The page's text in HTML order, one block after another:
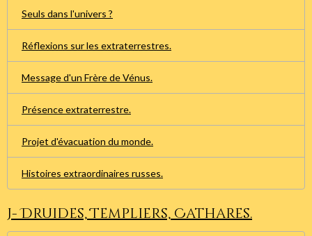
Seuls dans l'univers ?
Réflexions sur les extraterrestres.
Message d'un Frère de Vénus.
Présence extraterrestre.
Projet d'évacuation du monde.
Histoires extraordinaires russes.
J- Druides, Templiers, Cathares.